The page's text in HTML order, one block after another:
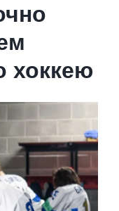
хоккею